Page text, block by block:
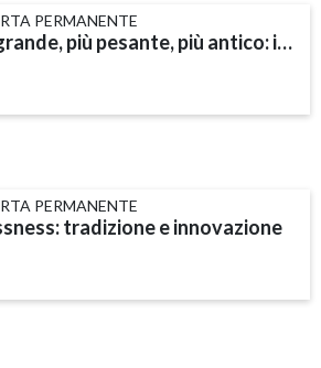
PERMANENTE
Più grande, più pesante, più antico: i record del museo
PERMANENTE
tradizione e innovazione